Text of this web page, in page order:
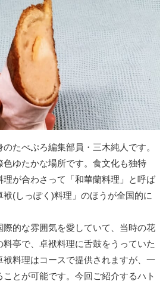
たべぷろ編集部員・三木純人です。
ゆたかな場所です。食文化も独特
理が合わさって「和華蘭料理」と呼ば
(しっぽく)料理」のほうが全国的に
際的な雰囲気を愛していて、当時の花
亭で、卓袱料理に舌鼓をうっていた
袱料理はコースで提供されますが、一
とが可能です。今回ご紹介するハト